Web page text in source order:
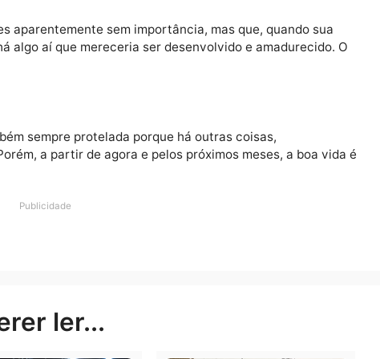
essa é a regra mais certa para que tudo dê mais ou
porque não é o caso de sair gastando
20/1)
anda atraindo servirão para modelar seu futuro com
convencida de que teria de carregar sozinha o mundo